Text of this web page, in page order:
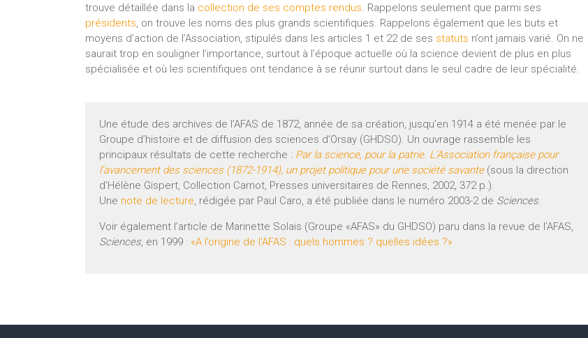
trouve détaillée dans la collection de ses comptes rendus. Rappelons seulement que parmi ses
présidents, on trouve les noms des plus grands scientifiques. Rappelons également que les buts et
moyens d’action de l’Association, stipulés dans les articles 1 et 22 de ses statuts n’ont jamais varié. On ne
saurait trop en souligner l’importance, surtout à l’époque actuelle où la science devient de plus en plus
spécialisée et où les scientifiques ont tendance à se réunir surtout dans le seul cadre de leur spécialité.
Une étude des archives de l’AFAS de 1872, année de sa création, jusqu’en 1914 a été menée par le
Groupe d’histoire et de diffusion des sciences d’Orsay (GHDSO). Un ouvrage rassemble les
principaux résultats de cette recherche : Par la science, pour la patrie. L’Association française pour
l’avancement des sciences (1872-1914), un projet politique pour une société savante(sous la direction
d’Hélène Gispert, Collection Carnot, Presses universitaires de Rennes, 2002, 372 p.).
Une note de lecture, rédigée par Paul Caro, a été publiée dans le numéro 2003-2 de Sciences.
Voir également l’article de Marinette Solais (Groupe «AFAS» du GHDSO) paru dans la revue de l’AFAS,
Sciences, en 1999 : «A l’origine de l’AFAS : quels hommes ? quelles idées ?»